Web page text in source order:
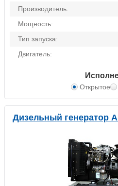
Производитель:
Мощность:
Тип запуска:
Двигатель:
Открытое
Дизельный генератор